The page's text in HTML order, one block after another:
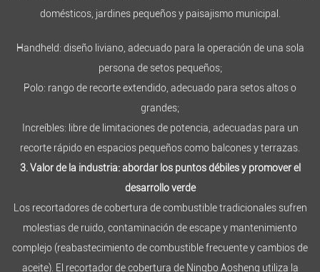
domésticos, jardines pequeños y paisajismo municipal.
Handheld: diseño liviano, adecuado para la operación de una sola
persona de setos pequeños;
Polo: rango de recorte extendido, adecuado para setos altos o
grandes;
Increíbles: libre de limitaciones de potencia, adecuadas para un
recorte rápido en espacios pequeños como balcones y terrazas.
3. Valor de la industria: abordar los puntos débiles y promover el
desarrollo verde
Los recortadores de cobertura de combustible tradicionales sufren
molestias de ruido, contaminación de escape y mantenimiento
complejo (reabastecimiento de combustible frecuente y cambios de
aceite). El recortador de cobertura de Ningbo Aosheng utiliza la